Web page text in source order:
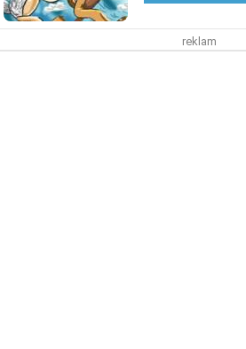
reklam